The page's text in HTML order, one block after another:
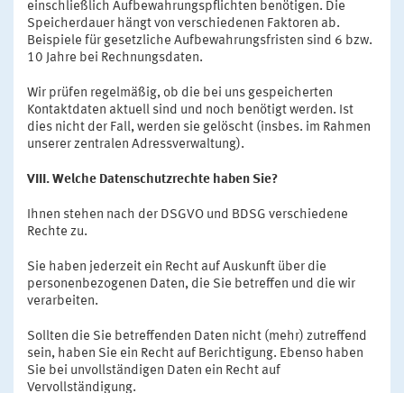
einschließlich Aufbewahrungspflichten benötigen. Die
Speicherdauer hängt von verschiedenen Faktoren ab.
Beispiele für gesetzliche Aufbewahrungsfristen sind 6 bzw.
10 Jahre bei Rechnungsdaten.
Wir prüfen regelmäßig, ob die bei uns gespeicherten
Kontaktdaten aktuell sind und noch benötigt werden. Ist
dies nicht der Fall, werden sie gelöscht (insbes. im Rahmen
unserer zentralen Adressverwaltung).
VIII. Welche Datenschutzrechte haben Sie?
Ihnen stehen nach der DSGVO und BDSG verschiedene
Rechte zu.
Sie haben jederzeit ein Recht auf Auskunft über die
personenbezogenen Daten, die Sie betreffen und die wir
verarbeiten.
Sollten die Sie betreffenden Daten nicht (mehr) zutreffend
sein, haben Sie ein Recht auf Berichtigung. Ebenso haben
Sie bei unvollständigen Daten ein Recht auf
Vervollständigung.